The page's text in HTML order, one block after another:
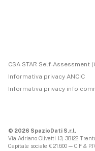
CSA STAR Self-Assessment
Informativa privacy ANCIC
Informativa privacy info
© 2026 SpazioDati S.r.l.
Via Adriano Olivetti 13, 38122
Capitale sociale € 21.600 — C.F &